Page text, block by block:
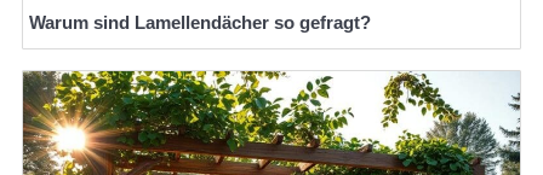
Warum sind Lamellendächer so gefragt?